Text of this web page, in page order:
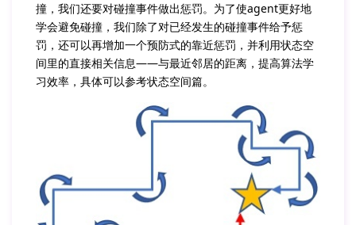
撞，我们还要对碰撞事件做出惩罚。为了使agent更好地
学会避免碰撞，我们除了对已经发生的碰撞事件给予惩
罚，还可以再增加一个预防式的靠近惩罚，并利用状态空
间里的直接相关信息——与最近邻居的距离，提高算法学
习效率，具体可以参考状态空间篇。